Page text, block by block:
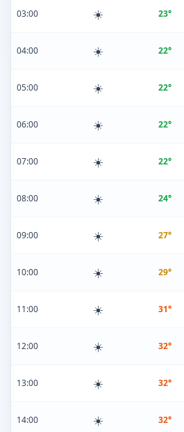
03:00 ☀️ 23°
04:00 ☀️ 22°
05:00 ☀️ 22°
06:00 ☀️ 22°
07:00 ☀️ 22°
08:00 ☀️ 24°
09:00 ☀️ 27°
10:00 ☀️ 29°
11:00 ☀️ 31°
12:00 ☀️ 32°
13:00 ☀️ 32°
14:00 ☀️ 32°